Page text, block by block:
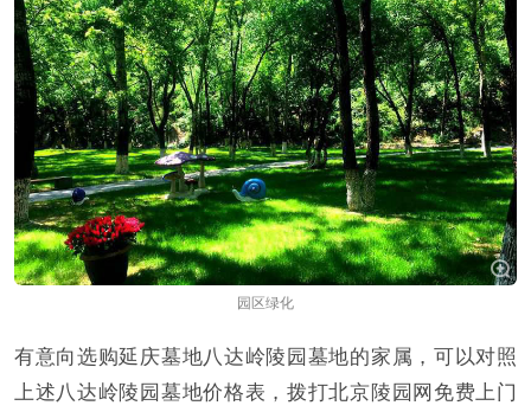
园区绿化
有意向选购延庆墓地八达岭陵园墓地的家属，可以对照
上述八达岭陵园墓地价格表，拨打北京陵园网免费上门